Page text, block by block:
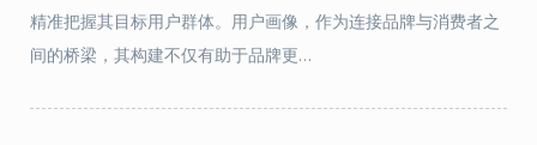
精准把握其目标用户群体。用户画像，作为连接品牌与消费者之
间的桥梁，其构建不仅有助于品牌更…